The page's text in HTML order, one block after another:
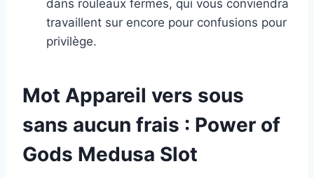
dans rouleaux fermes, qui vous conviendra
travaillent sur encore pour confusions pour
privilège.
Mot Appareil vers sous
sans aucun frais : Power of
Gods Medusa Slot